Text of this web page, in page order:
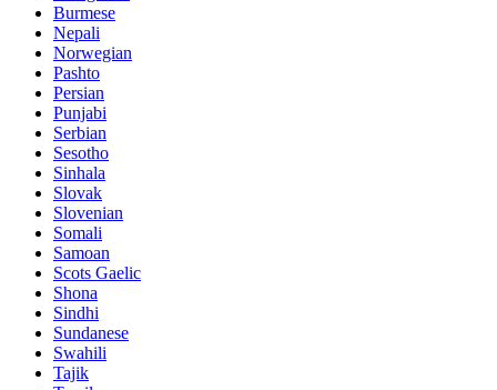
Burmese
Nepali
Norwegian
Pashto
Persian
Punjabi
Serbian
Sesotho
Sinhala
Slovak
Slovenian
Somali
Samoan
Scots Gaelic
Shona
Sindhi
Sundanese
Swahili
Tajik